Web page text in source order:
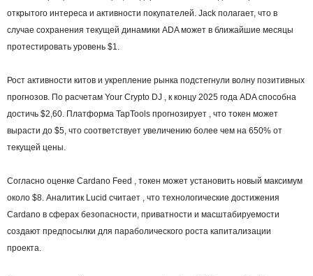
открытого интереса и активности покупателей. Jack полагает, что в
случае сохранения текущей динамики ADA может в ближайшие месяцы
протестировать уровень $1.
Рост активности китов и укрепление рынка подстегнули волну позитивных
прогнозов. По расчетам Your Crypto DJ , к концу 2025 года ADA способна
достичь $2,60. Платформа TapTools прогнозирует , что токен может
вырасти до $5, что соответствует увеличению более чем на 650% от
текущей цены.
Согласно оценке Cardano Feed , токен может установить новый максимум
около $8. Аналитик Lucid считает , что технологические достижения
Cardano в сферах безопасности, приватности и масштабируемости
создают предпосылки для параболического роста капитализации
проекта.